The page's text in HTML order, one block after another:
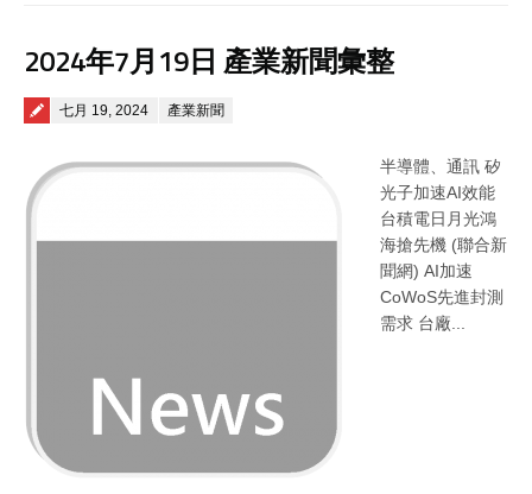
2024年7月19日 產業新聞彙整
Posted on
七月 19, 2024 產業新聞
半導體、通訊 矽
光子加速AI效能
台積電日月光鴻
海搶先機 (聯合新
聞網) AI加速
CoWoS先進封測
需求 台廠...